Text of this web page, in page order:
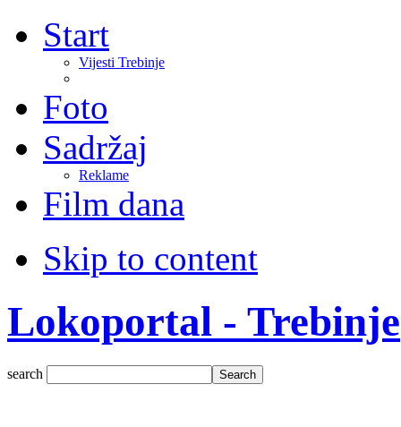
Start
Vijesti Trebinje
Foto
Sadržaj
Reklame
Film dana
Skip to content
Lokoportal - Trebinje
search